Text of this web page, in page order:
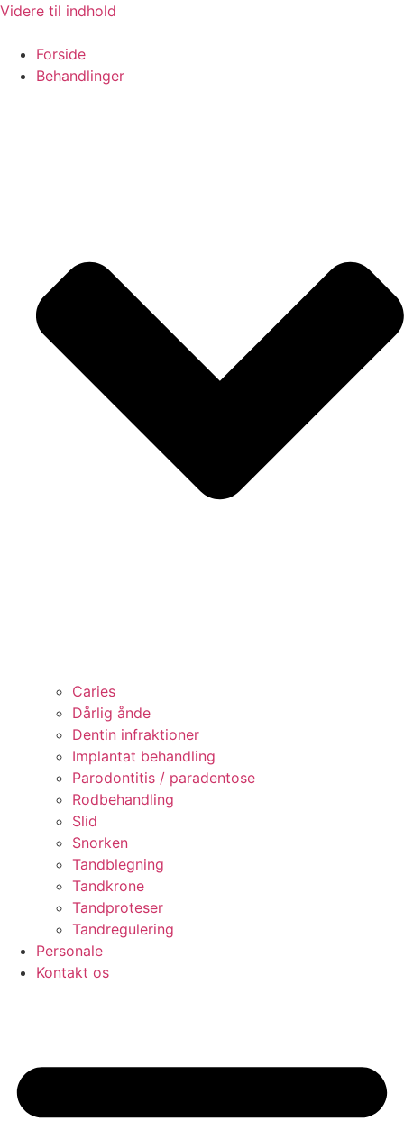
Videre til indhold
Forside
Behandlinger
Caries
Dårlig ånde
Dentin infraktioner
Implantat behandling
Parodontitis / paradentose
Rodbehandling
Slid
Snorken
Tandblegning
Tandkrone
Tandproteser
Tandregulering
Personale
Kontakt os